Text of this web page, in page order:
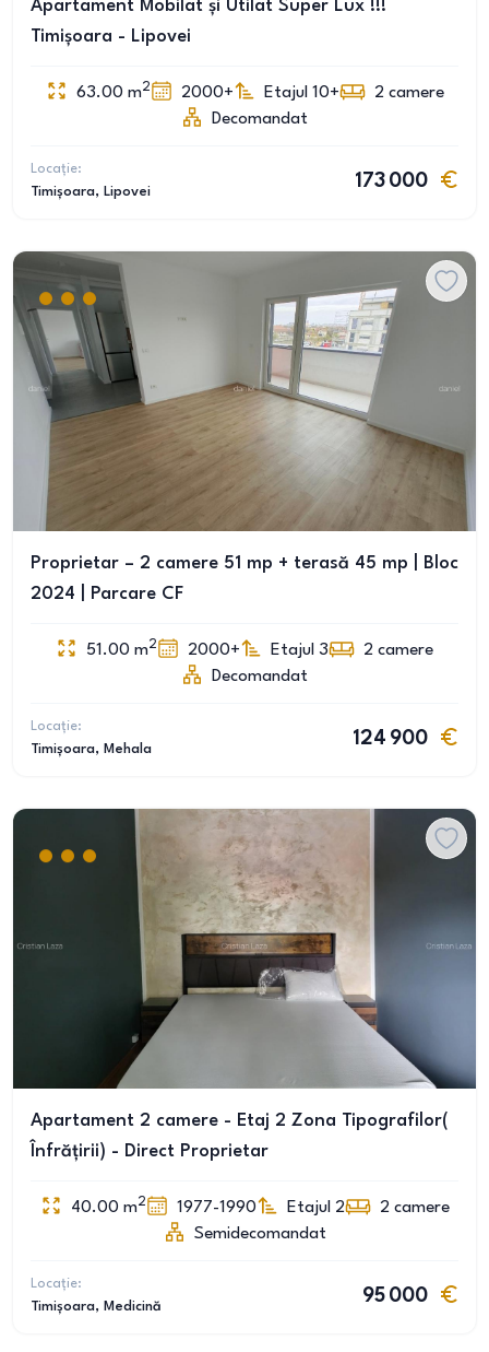
Apartament Mobilat și Utilat Super Lux !!!
Timișoara - Lipovei
63.00 m2 2000+ Etajul 10+ 2 camere
Decomandat
Locație:
Timișoara, Lipovei
173 000
Proprietar – 2 camere 51 mp + terasă 45 mp | Bloc
2024 | Parcare CF
51.00 m2 2000+ Etajul 3 2 camere
Decomandat
Locație:
Timișoara, Mehala
124 900
Apartament 2 camere - Etaj 2 Zona Tipografilor(
Înfrățirii) - Direct Proprietar
40.00 m2 1977-1990 Etajul 2 2 camere
Semidecomandat
Locație:
Timișoara, Medicină
95 000